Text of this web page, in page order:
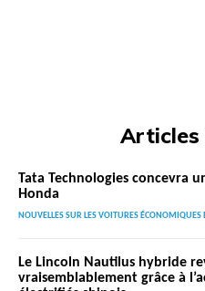
Articles
Tata Technologies concevra
Honda
NOUVELLES SUR LES VOITURES ÉCONOMIQUES
Le Lincoln Nautilus hybride
vraisemblablement grâce à